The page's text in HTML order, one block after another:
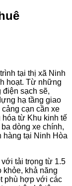
tại thị xã Ninh
hoạt. Từ những
điện sạch sẽ,
hạ tầng giao
cạn cần xe
hóa từ Khu kinh tế
dòng xe chính,
hàng tại Ninh Hòa
tải trọng từ 1.5
khỏe, khả năng
phù hợp với các